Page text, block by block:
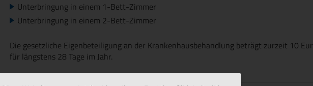
Unterbringung in einem 1-Bett-Zimmer
Unterbringung in einem 2-Bett-Zimmer
Die gesetzliche Eigenbeteiligung an der Krankenhausbehandlung beträgt zurzeit 10
für längstens 28 Tage im Jahr.